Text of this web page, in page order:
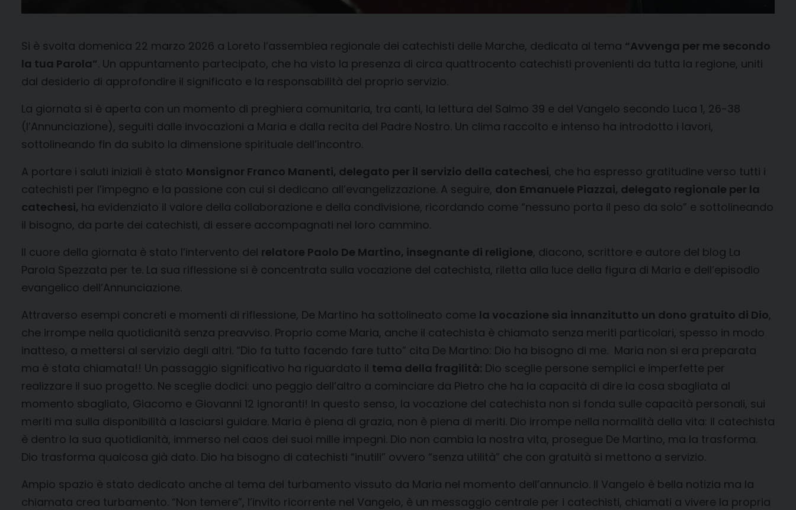
Si è svolta domenica 22 marzo 2026 a Loreto l’assemblea regionale dei catechisti delle Marche, dedicata al tema “Avvenga per me secondo
la tua Parola”. Un appuntamento partecipato, che ha visto la presenza di circa quattrocento catechisti provenienti da tutta la regione, uniti
dal desiderio di approfondire il significato e la responsabilità del proprio servizio.
La giornata si è aperta con un momento di preghiera comunitaria, tra canti, la lettura del Salmo 39 e del Vangelo secondo Luca 1, 26-38
(l’Annunciazione), seguiti dalle invocazioni a Maria e dalla recita del Padre Nostro. Un clima raccolto e intenso ha introdotto i lavori,
sottolineando fin da subito la dimensione spirituale dell’incontro.
A portare i saluti iniziali è stato Monsignor Franco Manenti, delegato per il servizio della catechesi, che ha espresso gratitudine verso tutti i
catechisti per l’impegno e la passione con cui si dedicano all’evangelizzazione. A seguire, don Emanuele Piazzai, delegato regionale per la
catechesi, ha evidenziato il valore della collaborazione e della condivisione, ricordando come “nessuno porta il peso da solo” e sottolineando
il bisogno, da parte dei catechisti, di essere accompagnati nel loro cammino.
Il cuore della giornata è stato l’intervento del relatore Paolo De Martino, insegnante di religione, diacono, scrittore e autore del blog La
Parola Spezzata per te. La sua riflessione si è concentrata sulla vocazione del catechista, riletta alla luce della figura di Maria e dell’episodio
evangelico dell’Annunciazione.
Attraverso esempi concreti e momenti di riflessione, De Martino ha sottolineato come la vocazione sia innanzitutto un dono gratuito di Dio,
che irrompe nella quotidianità senza preavviso. Proprio come Maria, anche il catechista è chiamato senza meriti particolari, spesso in modo
inatteso, a mettersi al servizio degli altri. “Dio fa tutto facendo fare tutto” cita De Martino: Dio ha bisogno di me. Maria non si era preparata
ma è stata chiamata!! Un passaggio significativo ha riguardato il tema della fragilità: Dio sceglie persone semplici e imperfette per
realizzare il suo progetto. Ne sceglie dodici: uno peggio dell’altro a cominciare da Pietro che ha la capacità di dire la cosa sbagliata al
momento sbagliato, Giacomo e Giovanni 12 ignoranti! In questo senso, la vocazione del catechista non si fonda sulle capacità personali, sui
meriti ma sulla disponibilità a lasciarsi guidare. Maria è piena di grazia, non è piena di meriti. Dio irrompe nella normalità della vita: il catechista
è dentro la sua quotidianità, immerso nel caos dei suoi mille impegni. Dio non cambia la nostra vita, prosegue De Martino, ma la trasforma.
Dio trasforma qualcosa già dato. Dio ha bisogno di catechisti “inutili” ovvero “senza utilità” che con gratuità si mettono a servizio.
Ampio spazio è stato dedicato anche al tema del turbamento vissuto da Maria nel momento dell’annuncio. Il Vangelo è bella notizia ma la
chiamata crea turbamento. “Non temere”, l’invito ricorrente nel Vangelo, è un messaggio centrale per i catechisti, chiamati a vivere la propria